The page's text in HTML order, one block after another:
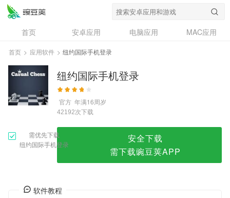
首页 安卓应用 电脑应用
MAC应用
资讯
专题
问答
首页 > 应用软件 > 纽约国际手机登录
纽约国际手机登录
官方 年满16周岁
42192次下载
需优先下载
纽约国际手机登录
安全下载
需下载豌豆荚APP
软件教程